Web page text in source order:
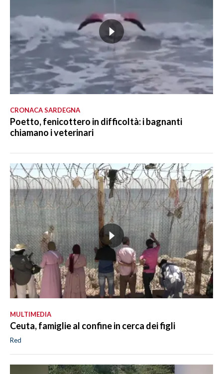
CRONACA SARDEGNA
Poetto, fenicottero in difficoltà: i bagnanti
chiamano i veterinari
MULTIMEDIA
Ceuta, famiglie al confine in cerca dei figli
Red